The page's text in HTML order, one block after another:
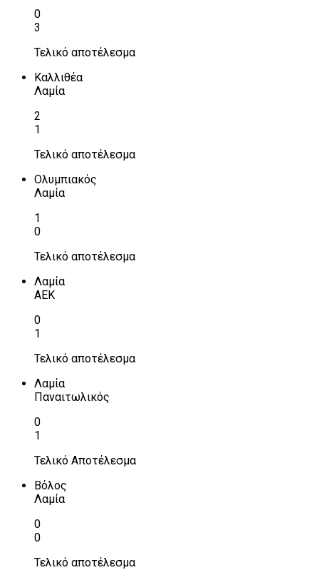
0
3
Τελικό αποτέλεσμα
Καλλιθέα
Λαμία
2
1
Τελικό αποτέλεσμα
Ολυμπιακός
Λαμία
1
0
Τελικό αποτέλεσμα
Λαμία
ΑΕΚ
0
1
Τελικό αποτέλεσμα
Λαμία
Παναιτωλικός
0
1
Τελικό Αποτέλεσμα
Βόλος
Λαμία
0
0
Τελικό αποτέλεσμα